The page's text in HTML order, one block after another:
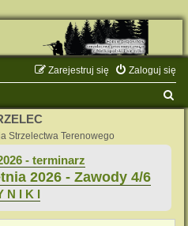
Zaloguj się
Zarejestruj się
Strzelectwa Terenowego
- terminarz
2026 - Zawody 4/6
N I K I